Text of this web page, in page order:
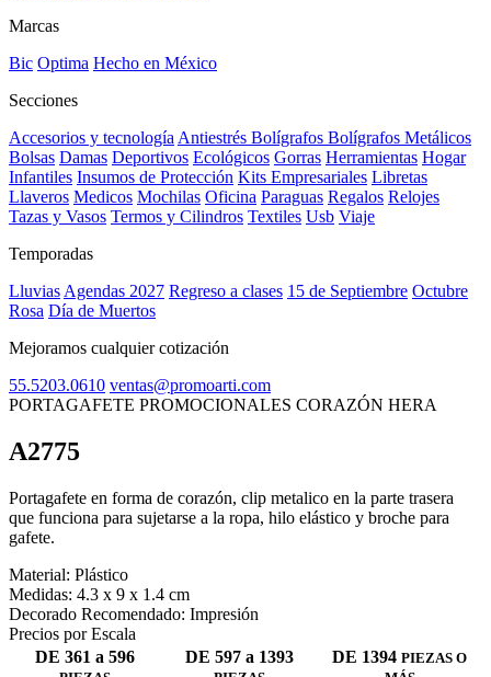
Marcas
Bic Optima Hecho en México
Secciones
Accesorios y tecnología Antiestrés Bolígrafos Bolígrafos Metálicos
Bolsas Damas Deportivos Ecológicos Gorras Herramientas Hogar
Infantiles Insumos de Protección Kits Empresariales Libretas
Llaveros Medicos Mochilas Oficina Paraguas Regalos Relojes
Tazas y Vasos Termos y Cilindros Textiles Usb Viaje
Temporadas
Lluvias Agendas 2027 Regreso a clases 15 de Septiembre Octubre
Rosa Día de Muertos
Mejoramos cualquier cotización
55.5203.0610 ventas@promoarti.com
PORTAGAFETE PROMOCIONALES CORAZÓN HERA
A2775
Portagafete en forma de corazón, clip metalico en la parte trasera
que funciona para sujetarse a la ropa, hilo elástico y broche para
gafete.
Material: Plástico
Medidas: 4.3 x 9 x 1.4 cm
Decorado Recomendado: Impresión
Precios por Escala
DE 361 a 596
DE 597 a 1393 DE 1394 PIEZAS O